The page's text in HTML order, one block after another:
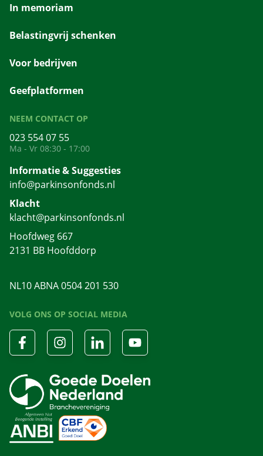
In memoriam
Belastingvrij schenken
Voor bedrijven
Geefplatformen
NEEM CONTACT OP
023 554 07 55
Ma - Vr 08:30 - 17:00
Informatie & Suggesties
info@parkinsonfonds.nl
Klacht
klacht@parkinsonfonds.nl
Hoofdweg 667
2131 BB Hoofddorp
NL10 ABNA 0504 201 530
VOLG ONS OP SOCIAL MEDIA